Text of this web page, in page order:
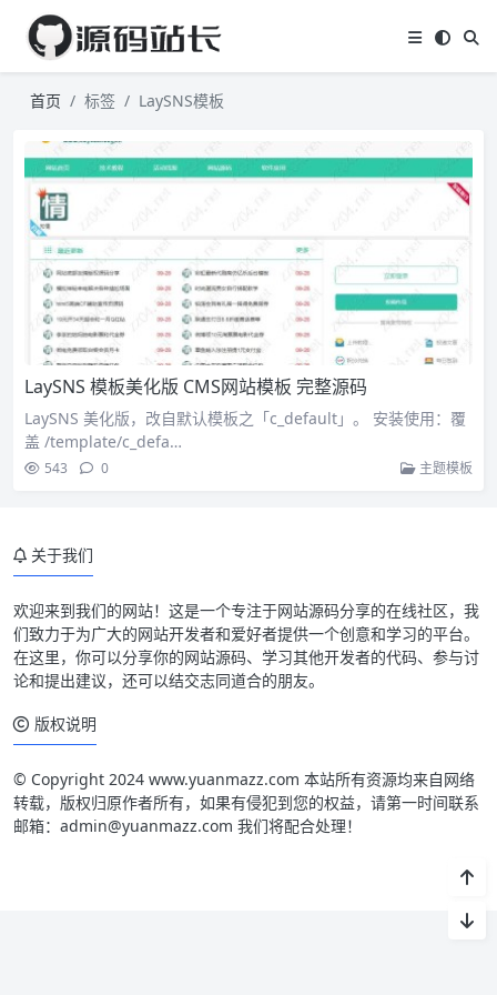
首页 标签 LaySNS模板
LaySNS 模板美化版 CMS网站模板 完整源码
LaySNS 美化版，改自默认模板之「c_default」。 安装使用：覆
盖 /template/c_defa…
543 0 主题模板
关于我们
欢迎来到我们的网站！这是一个专注于网站源码分享的在线社区，我
们致力于为广大的网站开发者和爱好者提供一个创意和学习的平台。
在这里，你可以分享你的网站源码、学习其他开发者的代码、参与讨
论和提出建议，还可以结交志同道合的朋友。
版权说明
© Copyright 2024 www.yuanmazz.com 本站所有资源均来自网络
转载，版权归原作者所有，如果有侵犯到您的权益，请第一时间联系
邮箱：admin@yuanmazz.com 我们将配合处理！